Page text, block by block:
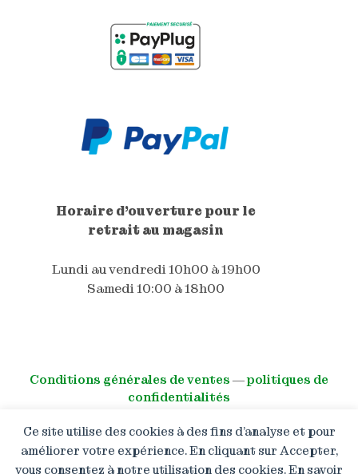
Ce site utilise des cookies à des fins d’analyse et pour
améliorer votre expérience. En cliquant sur Accepter,
vous consentez à notre utilisation des cookies. En savoir
Horaire d'ouverture pour le
retrait au magasin
Lundi au vendredi 10h00 à 19h00
Samedi 10:00 à 18h00
Conditions générales de ventes ―politiques de
confidentialités
© All right reserved
Boutique en congé : Les